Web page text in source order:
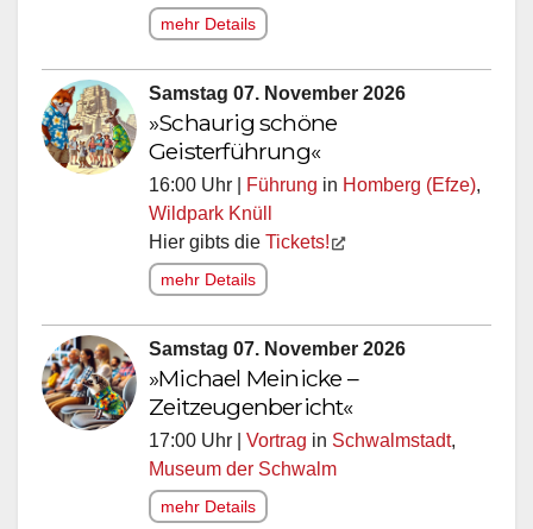
mehr Details
Samstag 07. November 2026
»Schaurig schöne
Geisterführung«
16:00 Uhr | Führung in Homberg (Efze),
Wildpark Knüll
Hier gibts die Tickets!
mehr Details
Samstag 07. November 2026
»Michael Meinicke –
Zeitzeugenbericht«
17:00 Uhr | Vortrag in Schwalmstadt,
Museum der Schwalm
mehr Details